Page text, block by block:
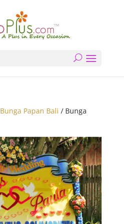
Bunga Papan Bali / Bunga